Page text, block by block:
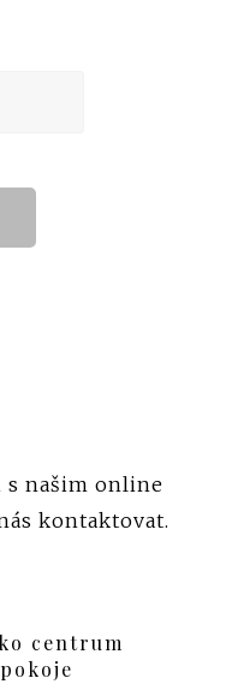
s našim online
kontaktovat.
centrum